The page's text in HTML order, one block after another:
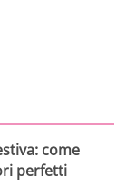
come
perfetti